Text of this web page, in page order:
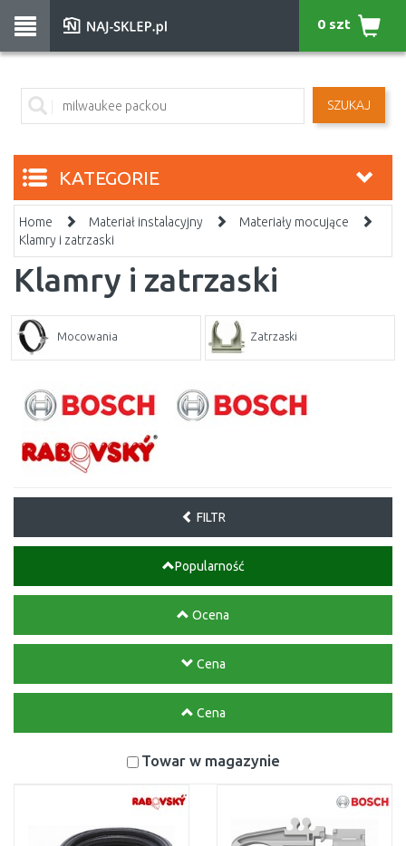
SZUKAJ
0 szt
KATEGORIE
Home Materiał instalacyjny
Materiały mocujące
Klamry i zatrzaski
Klamry i zatrzaski
Mocowania Zatrzaski
FILTR
Popularność
Ocena
Cena
Cena
Towar w magazynie